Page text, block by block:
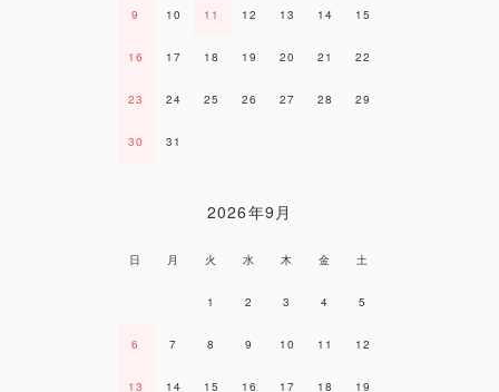
9 10 11 12 13 14 15
16 17 18 19 20 21 22
23 24 25 26 27 28 29
30 31
2026年9月
日 月 火 水 木 金 土
1 2 3 4 5
6 7 8 9 10 11 12
13 14 15 16 17 18 19